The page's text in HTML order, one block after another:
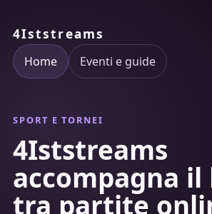
4Iststreams
Home Eventi e guide
SPORT E TORNEI
4Iststreams
accompagna
tra partite